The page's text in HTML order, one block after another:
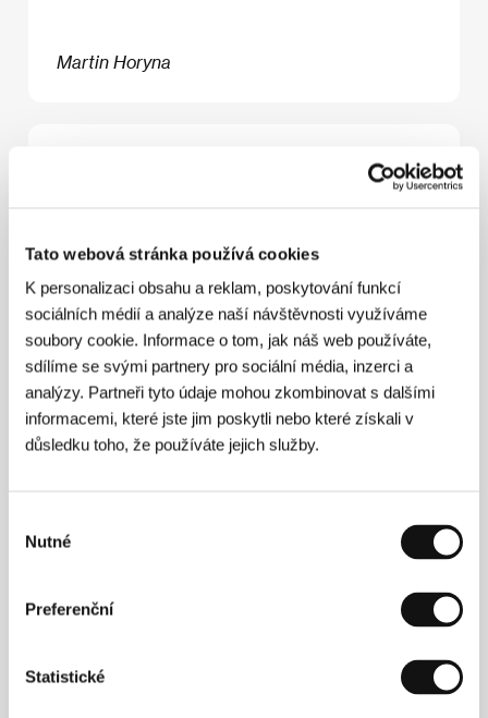
Tato webová stránka používá cookies
K personalizaci obsahu a reklam, poskytování funkcí
sociálních médií a analýze naší návštěvnosti využíváme
soubory cookie. Informace o tom, jak náš web používáte,
sdílíme se svými partnery pro sociální média, inzerci a
analýzy. Partneři tyto údaje mohou zkombinovat s dalšími
informacemi, které jste jim poskytli nebo které získali v
důsledku toho, že používáte jejich služby.
souhlasu
Nutné
Preferenční
Statistické
Martin Horyna
Apichatpong Weerasethakul/ Kamera
Mukdeeprom/ HudbaCésar López/ StřihLee
Angélica Perea
ProducentApichatpong Weerasethakul, Carlos
Paz, Tilda Swinton/ Výroba Burning S.A.S., Kick
The Machine, Illuminations Films (Past Lives)/
HrajíTilda Swinton, Elkin Díaz, Jeanne Balibar, Juan
Pablo Urrego, Daniel Giménez Cacho
Match Factory
www:https://memoriathefilm.com/
Režie